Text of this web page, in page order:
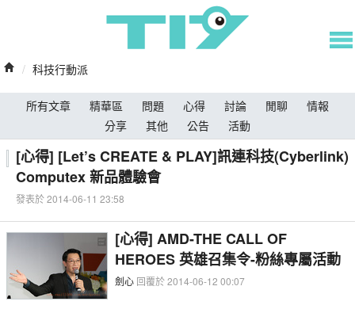
/ 科技行動派
所有文章 精華區 問題 心得 討論 閒聊
情報
分享
其他 公告 活動
[心得] [Let’s CREATE & PLAY]訊連科技(Cyberlink)
Computex 新品體驗會
發表於 2014-06-11 23:58
[心得] AMD-THE CALL OF
HEROES 英雄召集令-粉絲專屬活動
劍心回覆於 2014-06-12 00:07